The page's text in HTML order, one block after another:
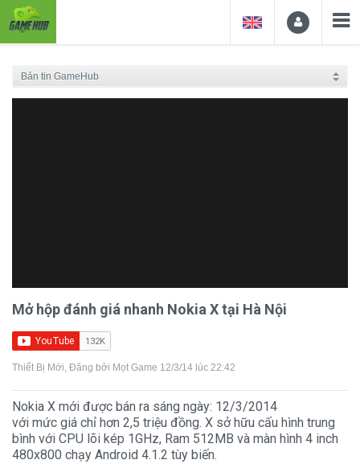
Mở hộp đánh giá nhanh Nokia X tại Hà Nội
Thiết Bị Mới, Đăng bởi Mọt Game 12/3/14 lúc 22:42
Nokia X mới được bán ra sáng ngày: 12/3/2014
với mức giá chỉ hơn 2,5 triệu đồng. X sở hữu cấu hình trung
bình với CPU lõi kép 1GHz, Ram 512MB và màn hình 4 inch
480x800 chạy Android 4.1.2 tùy biến.